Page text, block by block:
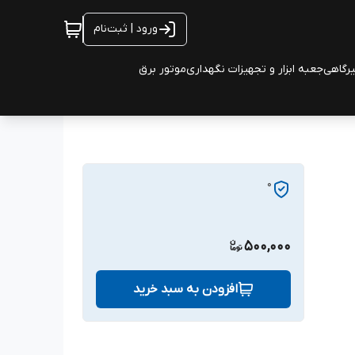
ورود | ثبت‌نام
جعبه ابزار و تجهیزات نگهداریموتور برق
0
500,000
افزودن به سبد خرید